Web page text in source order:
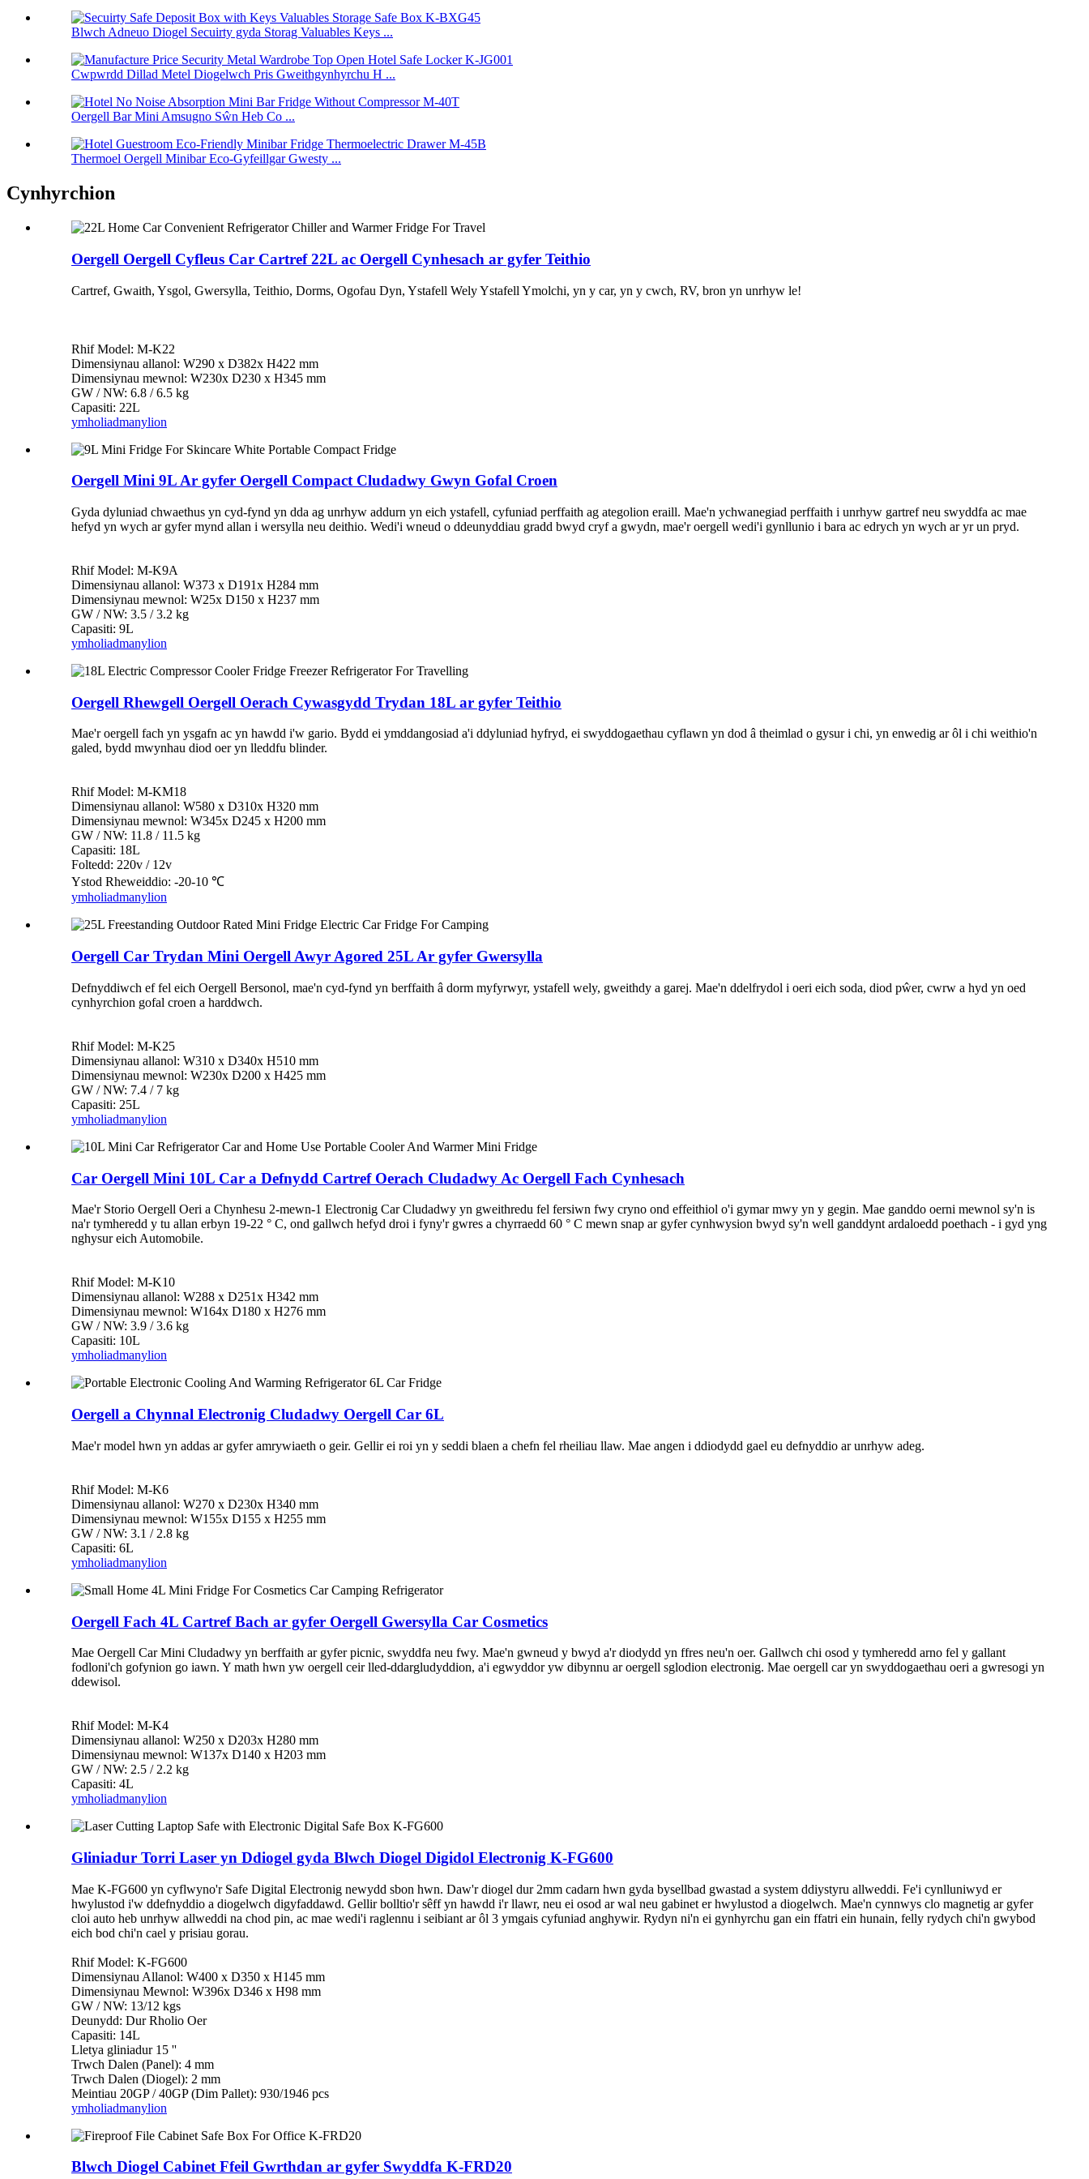
Blwch Adneuo Diogel Secuirty gyda Storag Valuables Keys ...
Cwpwrdd Dillad Metel Diogelwch Pris Gweithgynhyrchu H ...
Oergell Bar Mini Amsugno Sŵn Heb Co ...
Thermoel Oergell Minibar Eco-Gyfeillgar Gwesty ...
Cynhyrchion
Oergell Oergell Cyfleus Car Cartref 22L ac Oergell Cynhesach ar gyfer Teithio
Cartref, Gwaith, Ysgol, Gwersylla, Teithio, Dorms, Ogofau Dyn, Ystafell Wely Ystafell Ymolchi, yn y car, yn y cwch, RV, bron yn unrhyw le!
Rhif Model: M-K22
Dimensiynau allanol: W290 x D382x H422 mm
Dimensiynau mewnol: W230x D230 x H345 mm
GW / NW: 6.8 / 6.5 kg
Capasiti: 22L
ymholiadmanylion
Oergell Mini 9L Ar gyfer Oergell Compact Cludadwy Gwyn Gofal Croen
Gyda dyluniad chwaethus yn cyd-fynd yn dda ag unrhyw addurn yn eich ystafell, cyfuniad perffaith ag ategolion eraill. Mae'n ychwanegiad perffaith i unrhyw gartref neu swyddfa ac mae
hefyd yn wych ar gyfer mynd allan i wersylla neu deithio. Wedi'i wneud o ddeunyddiau gradd bwyd cryf a gwydn, mae'r oergell wedi'i gynllunio i bara ac edrych yn wych ar yr un pryd.
Rhif Model: M-K9A
Dimensiynau allanol: W373 x D191x H284 mm
Dimensiynau mewnol: W25x D150 x H237 mm
GW / NW: 3.5 / 3.2 kg
Capasiti: 9L
ymholiadmanylion
Oergell Rhewgell Oergell Oerach Cywasgydd Trydan 18L ar gyfer Teithio
Mae'r oergell fach yn ysgafn ac yn hawdd i'w gario. Bydd ei ymddangosiad a'i ddyluniad hyfryd, ei swyddogaethau cyflawn yn dod â theimlad o gysur i chi, yn enwedig ar ôl i chi weithio'n
galed, bydd mwynhau diod oer yn lleddfu blinder.
Rhif Model: M-KM18
Dimensiynau allanol: W580 x D310x H320 mm
Dimensiynau mewnol: W345x D245 x H200 mm
GW / NW: 11.8 / 11.5 kg
Capasiti: 18L
Foltedd: 220v / 12v
Ystod Rheweiddio: -20-10 ℃
ymholiadmanylion
Oergell Car Trydan Mini Oergell Awyr Agored 25L Ar gyfer Gwersylla
Defnyddiwch ef fel eich Oergell Bersonol, mae'n cyd-fynd yn berffaith â dorm myfyrwyr, ystafell wely, gweithdy a garej. Mae'n ddelfrydol i oeri eich soda, diod pŵer, cwrw a hyd yn oed
cynhyrchion gofal croen a harddwch.
Rhif Model: M-K25
Dimensiynau allanol: W310 x D340x H510 mm
Dimensiynau mewnol: W230x D200 x H425 mm
GW / NW: 7.4 / 7 kg
Capasiti: 25L
ymholiadmanylion
Car Oergell Mini 10L Car a Defnydd Cartref Oerach Cludadwy Ac Oergell Fach Cynhesach
Mae'r Storio Oergell Oeri a Chynhesu 2-mewn-1 Electronig Car Cludadwy yn gweithredu fel fersiwn fwy cryno ond effeithiol o'i gymar mwy yn y gegin. Mae ganddo oerni mewnol sy'n is
na'r tymheredd y tu allan erbyn 19-22 ° C, ond gallwch hefyd droi i fyny'r gwres a chyrraedd 60 ° C mewn snap ar gyfer cynhwysion bwyd sy'n well ganddynt ardaloedd poethach - i gyd yng
nghysur eich Automobile.
Rhif Model: M-K10
Dimensiynau allanol: W288 x D251x H342 mm
Dimensiynau mewnol: W164x D180 x H276 mm
GW / NW: 3.9 / 3.6 kg
Capasiti: 10L
ymholiadmanylion
Oergell a Chynnal Electronig Cludadwy Oergell Car 6L
Mae'r model hwn yn addas ar gyfer amrywiaeth o geir. Gellir ei roi yn y seddi blaen a chefn fel rheiliau llaw. Mae angen i ddiodydd gael eu defnyddio ar unrhyw adeg.
Rhif Model: M-K6
Dimensiynau allanol: W270 x D230x H340 mm
Dimensiynau mewnol: W155x D155 x H255 mm
GW / NW: 3.1 / 2.8 kg
Capasiti: 6L
ymholiadmanylion
Oergell Fach 4L Cartref Bach ar gyfer Oergell Gwersylla Car Cosmetics
Mae Oergell Car Mini Cludadwy yn berffaith ar gyfer picnic, swyddfa neu fwy. Mae'n gwneud y bwyd a'r diodydd yn ffres neu'n oer. Gallwch chi osod y tymheredd arno fel y gallant
fodloni'ch gofynion go iawn. Y math hwn yw oergell ceir lled-ddargludyddion, a'i egwyddor yw dibynnu ar oergell sglodion electronig. Mae oergell car yn swyddogaethau oeri a gwresogi yn
ddewisol.
Rhif Model: M-K4
Dimensiynau allanol: W250 x D203x H280 mm
Dimensiynau mewnol: W137x D140 x H203 mm
GW / NW: 2.5 / 2.2 kg
Capasiti: 4L
ymholiadmanylion
Gliniadur Torri Laser yn Ddiogel gyda Blwch Diogel Digidol Electronig K-FG600
Mae K-FG600 yn cyflwyno'r Safe Digital Electronig newydd sbon hwn. Daw'r diogel dur 2mm cadarn hwn gyda bysellbad gwastad a system ddiystyru allweddi. Fe'i cynlluniwyd er
hwylustod i'w ddefnyddio a diogelwch digyfaddawd. Gellir bolltio'r sêff yn hawdd i'r llawr, neu ei osod ar wal neu gabinet er hwylustod a diogelwch. Mae'n cynnwys clo magnetig ar gyfer
cloi auto heb unrhyw allweddi na chod pin, ac mae wedi'i raglennu i seibiant ar ôl 3 ymgais cyfuniad anghywir. Rydyn ni'n ei gynhyrchu gan ein ffatri ein hunain, felly rydych chi'n gwybod
eich bod chi'n cael y prisiau gorau.
Rhif Model: K-FG600
Dimensiynau Allanol: W400 x D350 x H145 mm
Dimensiynau Mewnol: W396x D346 x H98 mm
GW / NW: 13/12 kgs
Deunydd: Dur Rholio Oer
Capasiti: 14L
Lletya gliniadur 15 ''
Trwch Dalen (Panel): 4 mm
Trwch Dalen (Diogel): 2 mm
Meintiau 20GP / 40GP (Dim Pallet): 930/1946 pcs
ymholiadmanylion
Blwch Diogel Cabinet Ffeil Gwrthdan ar gyfer Swyddfa K-FRD20